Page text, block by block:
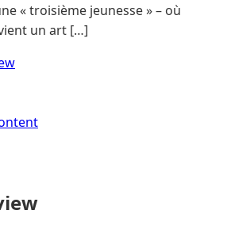
« troisième jeunesse » – où
un art […]